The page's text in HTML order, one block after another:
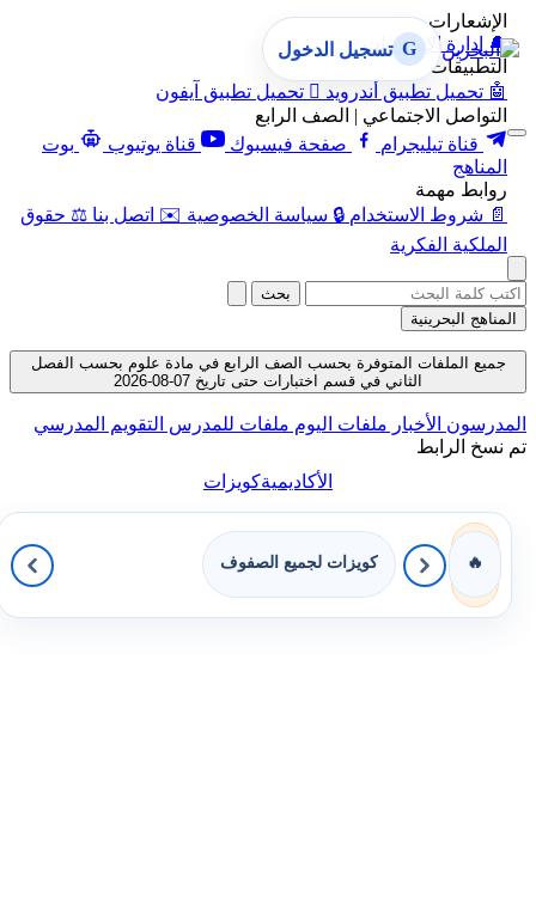
الإشعارات
🔔 إدارة الإشعارات
التطبيقات
🤖 تحميل تطبيق أندرويد  تحميل تطبيق آيفون
التواصل الاجتماعي | الصف الرابع
قناة تيليجرام
صفحة فيسبوك قناة يوتيوب
بوت
المناهج
روابط مهمة
📄 شروط الاستخدام 🔒 سياسة الخصوصية ✉️ اتصل بنا ⚖️ حقوق
الملكية الفكرية
G تسجيل الدخول
بحث
المناهج البحرينية
جميع الملفات المتوفرة بحسب الصف الرابع في مادة علوم بحسب الفصل
الثاني في قسم اختبارات حتى تاريخ 07-08-2026
المدرسون الأخبار ملفات اليوم ملفات للمدرس التقويم المدرسي
تم نسخ الرابط
الأكاديميةكويزات
🔥 كويزات لجميع الصفوف